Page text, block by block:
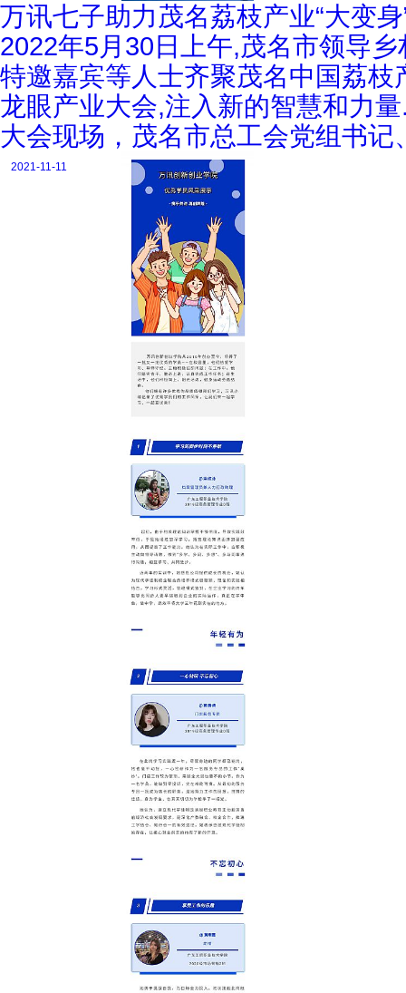
万讯七子助力茂名荔枝产业“大
2022年5月30日上午,茂名市领导
特邀嘉宾等人士齐聚茂名中国荔
龙眼产业大会,注入新的智慧和力
大会现场，茂名市总工会党组书
2021-11-11